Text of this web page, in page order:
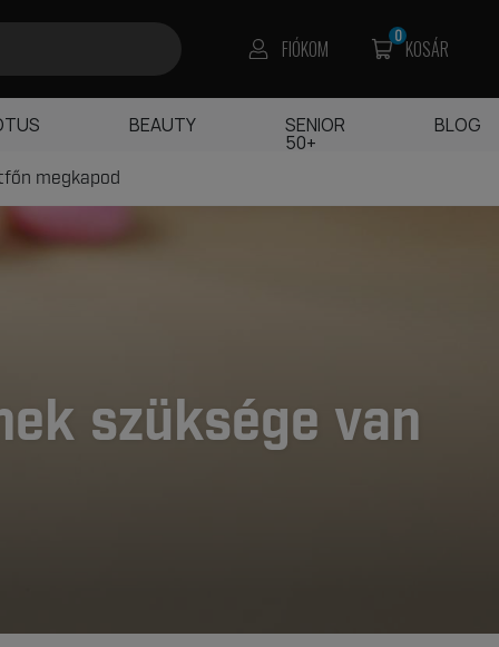
megkapod
szüksége van
FIÓKOM KOSÁR
0
BEAUTY SENIOR
50+
BLOG